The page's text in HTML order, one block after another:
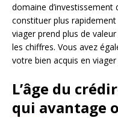
domaine d’investissement
constituer plus
viager prend plus de
les chiffres. Vous avez
votre bien acquis en
L’âge du
qui avantage